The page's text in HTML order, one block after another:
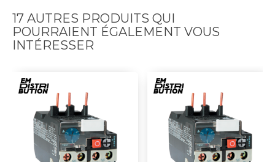
17 AUTRES PRODUITS QUI
POURRAIENT ÉGALEMENT VOUS
INTÉRESSER